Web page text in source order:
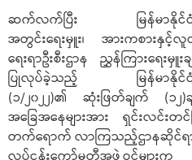
ဆက်လက်ပြီး မြန်မာနိုင်ငံလူ
အတွင်းရေးမှူး၊ အားကစားနှင့်
ရေးရာဦးစီးဌာန ညွှန်ကြားရေး
ပြုလုပ်ခဲ့သည့် မြန်မာနိုင်ငံလူ
(၁/၂၀၂၂)၏ ဆုံးဖြတ်ချက် (၁၂
အခြေအနေများအား ရှင်းလင်း
တက်ရောက် လာကြသည့်ဌာနဆိုင်ရာမ
လုပ်ငန်းကော်မတီအဖွဲ့ဝင်မျာ